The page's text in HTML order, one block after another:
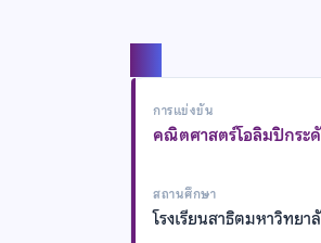
การแข่งขัน
คณิตศาสตร์โอลิมปิกระ
สถานศึกษา
โรงเรียนสาธิตมหาวิทยา